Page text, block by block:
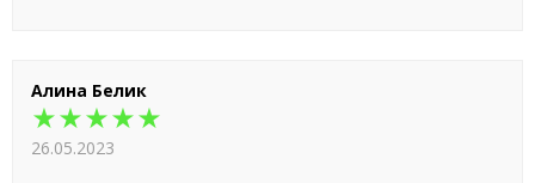
Алина Белик
★★★★★
26.05.2023